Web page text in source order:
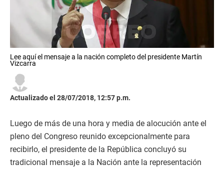
Lee aquí el mensaje a la nación completo del presidente Martín
Vizcarra
Actualizado el 28/07/2018, 12:57 p.m.
Luego de más de una hora y media de alocución ante el
pleno del Congreso reunido excepcionalmente para
recibirlo, el presidente de la República concluyó su
tradicional mensaje a la Nación ante la representación